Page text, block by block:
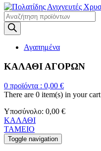
Products
search
Αγαπημένα
ΚΑΛΑΘΙ ΑΓΟΡΩΝ
0 προϊόντα : 0,00 €
There are 0 item(s) in your cart
Υποσύνολο: 0,00 €
ΚΑΛΑΘΙ
ΤΑΜΕΙΟ
Toggle navigation